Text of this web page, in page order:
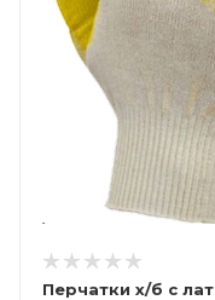
Перчатки х/б с